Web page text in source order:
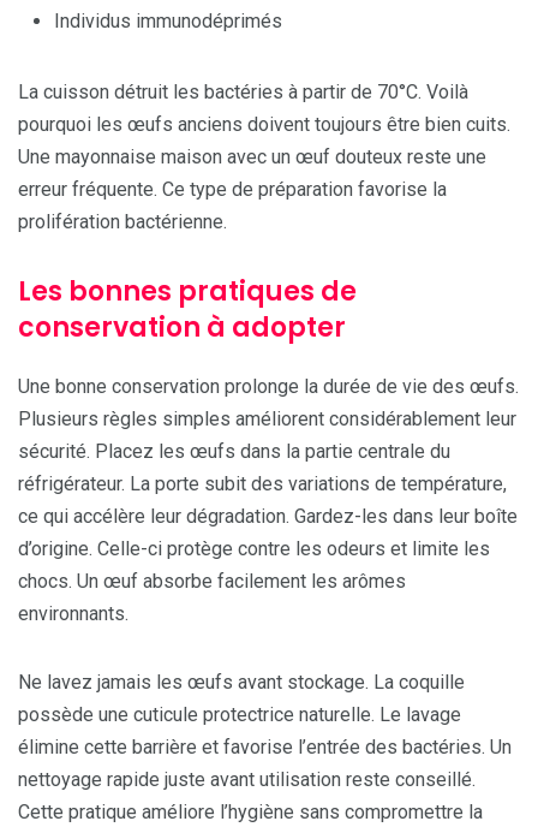
Individus immunodéprimés
La cuisson détruit les bactéries à partir de 70°C. Voilà
pourquoi les œufs anciens doivent toujours être bien cuits.
Une mayonnaise maison avec un œuf douteux reste une
erreur fréquente. Ce type de préparation favorise la
prolifération bactérienne.
Les bonnes pratiques de
conservation à adopter
Une bonne conservation prolonge la durée de vie des œufs.
Plusieurs règles simples améliorent considérablement leur
sécurité. Placez les œufs dans la partie centrale du
réfrigérateur. La porte subit des variations de température,
ce qui accélère leur dégradation. Gardez-les dans leur boîte
d’origine. Celle-ci protège contre les odeurs et limite les
chocs. Un œuf absorbe facilement les arômes
environnants.
Ne lavez jamais les œufs avant stockage. La coquille
possède une cuticule protectrice naturelle. Le lavage
élimine cette barrière et favorise l’entrée des bactéries. Un
nettoyage rapide juste avant utilisation reste conseillé.
Cette pratique améliore l’hygiène sans compromettre la